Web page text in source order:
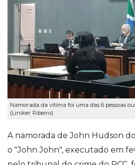
Namorada da vítima foi uma das 6 pessoas
(Liniker Ribeiro)
A namorada de John Hudson
o "John John", executado em